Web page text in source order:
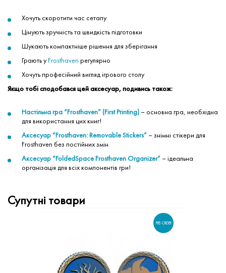
Хочуть скоротити час сетапу
Цінують зручність та швидкість підготовки
Шукають компактніше рішення для зберігання
Грають уFrosthaven регулярно
Хочуть професійний вигляд ігрового столу
Якщо тобі сподобався цей аксесуар, подивись також:
Настільна гра “Frosthaven” (First Printing) – основна гра, необхідна
для використання цих книг!
Аксесуар “Frosthaven: Removable Stickers” – знімні стікери для
Frosthaven без постійних змін
Аксесуар “FoldedSpace Frosthaven Organizer” – ідеальна
організація для всіх компонентів гри!
Супутні товари
PRE-ORDER